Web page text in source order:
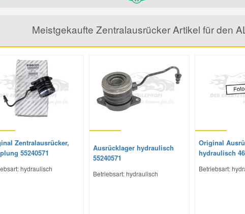
Meistgekaufte Zentralausrücker Artikel für den
Zentralausrücker,
55240571
hydraulisch
Ausrücklager hydraulisch
55240571
Betriebsart: hydraulisch
Original
hydraulisch
Betriebsart: